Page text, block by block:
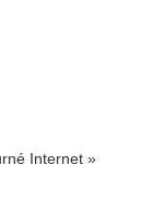
Internet »